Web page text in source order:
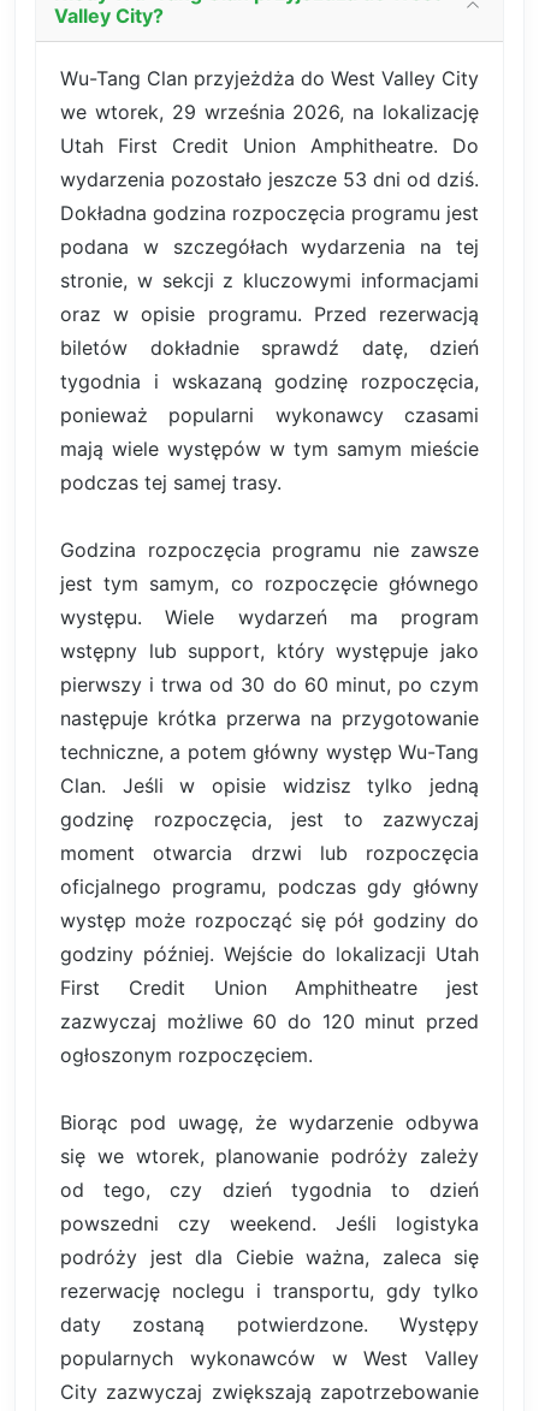
Valley City?
Wu-Tang Clan przyjeżdża do West Valley City
we wtorek, 29 września 2026, na lokalizację
Utah First Credit Union Amphitheatre. Do
wydarzenia pozostało jeszcze 53 dni od dziś.
Dokładna godzina rozpoczęcia programu jest
podana w szczegółach wydarzenia na tej
stronie, w sekcji z kluczowymi informacjami
oraz w opisie programu. Przed rezerwacją
biletów dokładnie sprawdź datę, dzień
tygodnia i wskazaną godzinę rozpoczęcia,
ponieważ popularni wykonawcy czasami
mają wiele występów w tym samym mieście
podczas tej samej trasy.
Godzina rozpoczęcia programu nie zawsze
jest tym samym, co rozpoczęcie głównego
występu. Wiele wydarzeń ma program
wstępny lub support, który występuje jako
pierwszy i trwa od 30 do 60 minut, po czym
następuje krótka przerwa na przygotowanie
techniczne, a potem główny występ Wu-Tang
Clan. Jeśli w opisie widzisz tylko jedną
godzinę rozpoczęcia, jest to zazwyczaj
moment otwarcia drzwi lub rozpoczęcia
oficjalnego programu, podczas gdy główny
występ może rozpocząć się pół godziny do
godziny później. Wejście do lokalizacji Utah
First Credit Union Amphitheatre jest
zazwyczaj możliwe 60 do 120 minut przed
ogłoszonym rozpoczęciem.
Biorąc pod uwagę, że wydarzenie odbywa
się we wtorek, planowanie podróży zależy
od tego, czy dzień tygodnia to dzień
powszedni czy weekend. Jeśli logistyka
podróży jest dla Ciebie ważna, zaleca się
rezerwację noclegu i transportu, gdy tylko
daty zostaną potwierdzone. Występy
popularnych wykonawców w West Valley
City zazwyczaj zwiększają zapotrzebowanie